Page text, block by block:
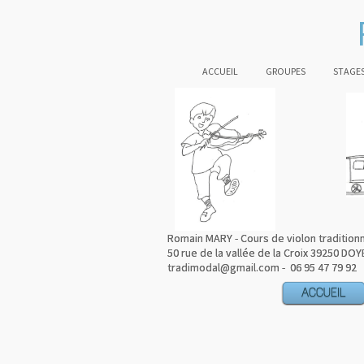
ACCUEIL GROUPES
Romain MARY - Cours de violon
50 rue de la vallée de la Croix 39250
tradimodal@gmail.com - 06 95 47 79 92
Romain MARY - Cours de violon
50 rue de la vallée de la Croix 39250
tradimodal@gmail.com - 06 95 47 79 92
ACCUEIL
ACCUEIL
ACCUEIL
ACCUEIL